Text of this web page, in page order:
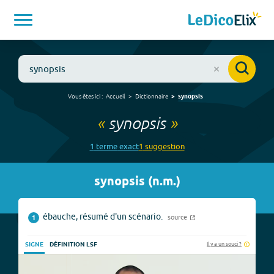
Vous êtes ici : Accueil Dictionnaire synopsis
«synopsis»
1 termeexact1 suggestion
synopsis (n.m.)
1 ébauche, résumé d'un scénario. source
SIGNE DÉFINITION LSF Il y a un souci ?